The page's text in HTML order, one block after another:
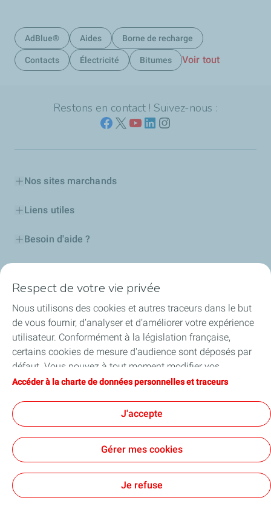
AdBlue® Aides Borne de recharge
Contacts Électricité Bitumes Voir tout
Restons en contact ! Suivez-nous :
Nos sites marchands
Liens utiles
Besoin d'aide ?
Certificats d'économies d'énergie
Nos partenaires
Collaborer avec TotalEnergies
Accessibilité
Conditions Générales d’Utilisation
Accessibilité : Partiellement conforme
Respect de votre vie privée
Nous utilisons des cookies et autres traceurs dans le but
de vous fournir, d’analyser et d’améliorer votre expérience
utilisateur. Conformément à la législation française,
certains cookies de mesure d'audience sont déposés par
défaut. Vous pouvez à tout moment modifier vos
paramètres de cookies en cliquant sur le bouton « Gérer
vous acceptez le dépôt de l’ensemble des cookies. Dans le
cas où vous cliquez sur « Je refuse », seuls les cookies
techniques nécessaires au bon fonctionnement du site
seront utilisés. Pour plus d’informations, vous pouvez
traceurs ».
Accéder à la charte de données personnelles et traceurs
J'accepte
Gérer mes cookies
Je refuse